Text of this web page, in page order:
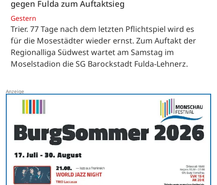
gegen Fulda zum Auftaktsieg
Gestern
Trier. 77 Tage nach dem letzten Pflichtspiel wird es
für die Mosestädter wieder ernst. Zum Auftakt der
Regionalliga Südwest wartet am Samstag im
Moselstadion die SG Barockstadt Fulda-Lehnerz.